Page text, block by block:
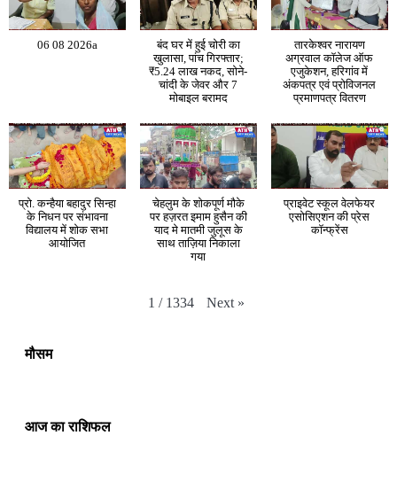
06 08 2026a
बंद घर में हुई चोरी का
खुलासा, पांच गिरफ्तार;
₹5.24 लाख नकद, सोने-
चांदी के जेवर और 7
मोबाइल बरामद
तारकेश्वर नारायण
अग्रवाल कॉलेज ऑफ
एजुकेशन, हरिगांव में
अंकपत्र एवं प्रोविजनल
प्रमाणपत्र वितरण
प्रो. कन्हैया बहादुर सिन्हा
के निधन पर संभावना
विद्यालय में शोक सभा
आयोजित
चेहलुम के शोकपूर्ण मौके
पर हज़रत इमाम हुसैन की
याद मे मातमी जुलूस के
साथ ताज़िया निकाला
गया
प्राइवेट स्कूल वेलफेयर
एसोसिएशन की प्रेस
कॉन्फ्रेंस
1 / 1334 Next »
मौसम
आज का राशिफल